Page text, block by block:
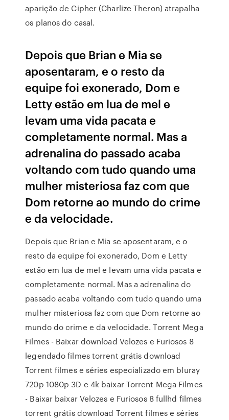
aparição de Cipher (Charlize Theron) atrapalha
os planos do casal.
Depois que Brian e Mia se
aposentaram, e o resto da
equipe foi exonerado, Dom e
Letty estão em lua de mel e
levam uma vida pacata e
completamente normal. Mas a
adrenalina do passado acaba
voltando com tudo quando uma
mulher misteriosa faz com que
Dom retorne ao mundo do crime
e da velocidade.
Depois que Brian e Mia se aposentaram, e o
resto da equipe foi exonerado, Dom e Letty
estão em lua de mel e levam uma vida pacata e
completamente normal. Mas a adrenalina do
passado acaba voltando com tudo quando uma
mulher misteriosa faz com que Dom retorne ao
mundo do crime e da velocidade. Torrent Mega
Filmes - Baixar download Velozes e Furiosos 8
legendado filmes torrent grátis download
Torrent filmes e séries especializado em bluray
720p 1080p 3D e 4k baixar Torrent Mega Filmes
- Baixar baixar Velozes e Furiosos 8 fullhd filmes
torrent grátis download Torrent filmes e séries